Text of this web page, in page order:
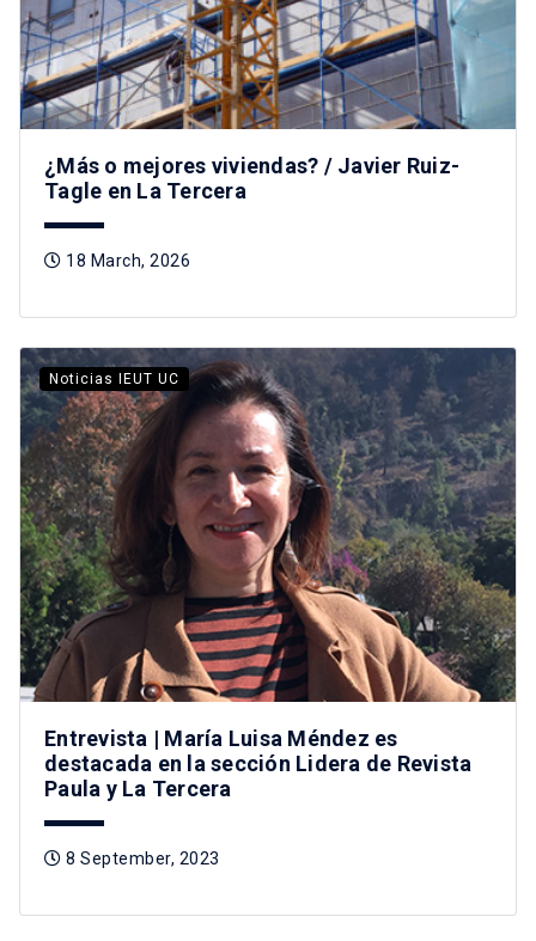
¿Más o mejores viviendas? / Javier Ruiz-
Tagle en La Tercera
18 March, 2026
Noticias IEUT UC
Entrevista | María Luisa Méndez es
destacada en la sección Lidera de Revista
Paula y La Tercera
8 September, 2023